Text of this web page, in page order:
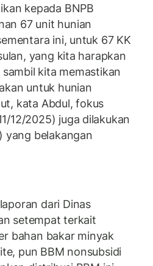
kepada BNPB
67 unit hunian
ini, untuk 67 KK
yang kita harapkan
kita memastikan
untuk hunian
kata Abdul, fokus
12/2025) juga dilakukan
yang belakangan
dari Dinas
setempat terkait
bahan bakar minyak
pun BBM nonsubsidi